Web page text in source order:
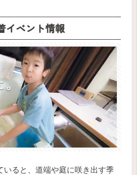
イベント情報
いると、道端や庭に咲き出す季